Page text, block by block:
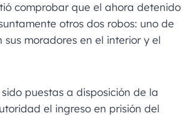
comprobar que el ahora detenido
otros dos robos: uno de
moradores en el interior y el
puestas a disposición de la
el ingreso en prisión del